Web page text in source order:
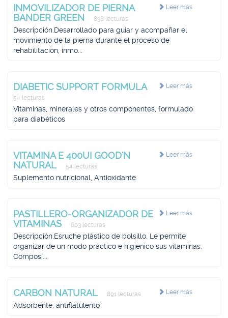
Leer más
INMOVILIZADOR DE PIERNA
BANDER GREEN
838 lecturas
Descripción.Desarrollado para guiar y acompañar el
movimiento de la pierna durante el proceso de
rehabilitación, inmo...
Leer más
DIABETIC SUPPORT FORMULA
54 lecturas
Vitaminas, minerales y otros componentes, formulado
para diabéticos
Leer más
VITAMINA E 400UI GOOD'N
NATURAL
54 lecturas
Suplemento nutricional, Antioxidante
Leer más
PASTILLERO-ORGANIZADOR DE
VITAMINAS
603 lecturas
Descripción.Esruche plástico de bolsillo. Le permite
organizar de un modo práctico e higiénico sus vitaminas.
Composi...
Leer más
CARBON NATURAL 891 lecturas
Adsorbente, antiflatulento